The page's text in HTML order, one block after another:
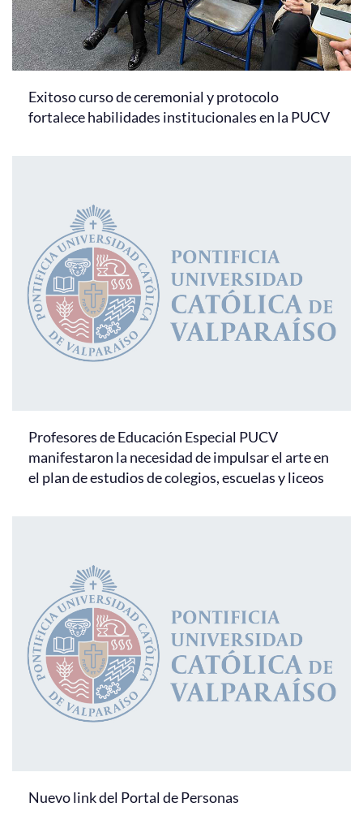
Exitoso curso de ceremonial y protocolo
fortalece habilidades institucionales en la PUCV
Profesores de Educación Especial PUCV
manifestaron la necesidad de impulsar el arte en
el plan de estudios de colegios, escuelas y liceos
Nuevo link del Portal de Personas